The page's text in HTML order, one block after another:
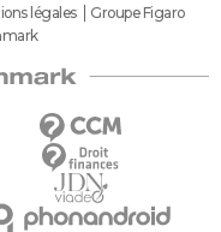
légales
Groupe Figaro